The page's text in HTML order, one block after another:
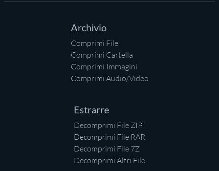
Archivio
Comprimi File
Comprimi Cartella
Comprimi Immagini
Comprimi Audio/Video
Estrarre
Decomprimi File ZIP
Decomprimi File RAR
Decomprimi File 7Z
Decomprimi Altri File